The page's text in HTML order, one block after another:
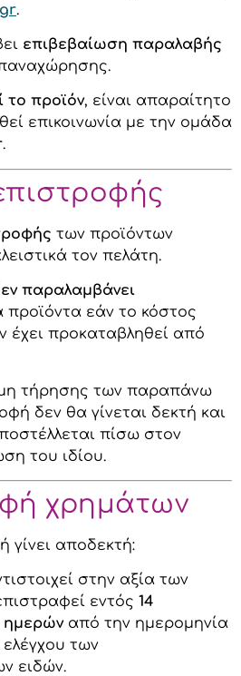
.
επιβεβαίωση παραλαβής
το προϊόν, είναι απαραίτητο
επικοινωνία με την ομάδα
.
των προϊόντων
τον πελάτη.
παραλαμβάνει
προϊόντα εάν το κόστος
έχει προκαταβληθεί από
τήρησης των παραπάνω
δεν θα γίνεται δεκτή και
πίσω στον
του ιδίου.
χρημάτων
γίνει αποδεκτή:
στην αξία των
εντός 14
ημερώναπό την ημερομηνία
ελέγχου των
ειδών.